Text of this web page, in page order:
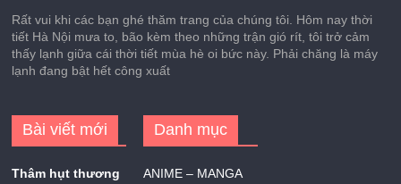
Rất vui khi các bạn ghé thăm trang của chúng tôi. Hôm nay thời
tiết Hà Nội mưa to, bão kèm theo những trận gió rít, tôi trở cảm
thấy lạnh giữa cái thời tiết mùa hè oi bức này. Phải chăng là máy
lạnh đang bật hết công xuất
Bài viết mới
Thâm hụt thương
Danh mục
ANIME – MANGA